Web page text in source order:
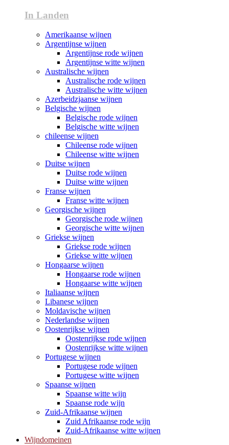
In Landen
Amerikaanse wijnen
Argentijnse wijnen
Argentijnse rode wijnen
Argentijnse witte wijnen
Australische wijnen
Australische rode wijnen
Australische witte wijnen
Azerbeidzjaanse wijnen
Belgische wijnen
Belgische rode wijnen
Belgische witte wijnen
chileense wijnen
Chileense rode wijnen
Chileense witte wijnen
Duitse wijnen
Duitse rode wijnen
Duitse witte wijnen
Franse wijnen
Franse witte wijnen
Georgische wijnen
Georgische rode wijnen
Georgische witte wijnen
Griekse wijnen
Griekse rode wijnen
Griekse witte wijnen
Hongaarse wijnen
Hongaarse rode wijnen
Hongaarse witte wijnen
Italiaanse wijnen
Libanese wijnen
Moldavische wijnen
Nederlandse wijnen
Oostenrijkse wijnen
Oostenrijkse rode wijnen
Oostenrijkse witte wijnen
Portugese wijnen
Portugese rode wijnen
Portugese witte wijnen
Spaanse wijnen
Spaanse witte wijn
Spaanse rode wijn
Zuid-Afrikaanse wijnen
Zuid Afrikaanse rode wijn
Zuid-Afrikaanse witte wijnen
Wijndomeinen